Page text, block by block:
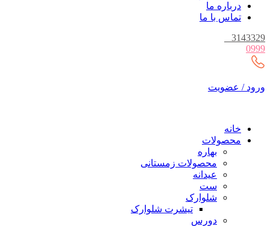
درباره ما
تماس با ما
3143329
0999
ورود / عضویت
خانه
محصولات
بهاره
محصولات زمستانی
عیدانه
ست
شلوارک
تیشرت شلوارک
دورس